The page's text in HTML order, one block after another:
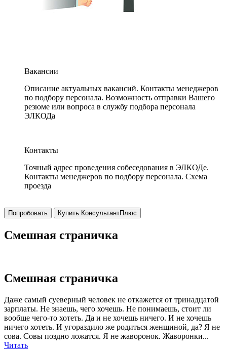
Вакансии
Описание актуальных вакансий. Контакты менеджеров
по подбору персонала. Возможность отправки Вашего
резюме или вопроса в службу подбора персонала
ЭЛКОДа
Контакты
Точный адрес проведения собеседования в ЭЛКОДе.
Контакты менеджеров по подбору персонала. Схема
проезда
Попробовать Купить КонсультантПлюс
Смешная страничка
Смешная страничка
Даже самый суеверный человек не откажется от тринадцатой
зарплаты. Не знаешь, чего хочешь. Не понимаешь, стоит ли
вообще чего-то хотеть. Да и не хочешь ничего. И не хочешь
ничего хотеть. И угораздило же родиться женщиной, да? Я не
сова. Совы поздно ложатся. Я не жаворонок. Жаворонки...
Читать